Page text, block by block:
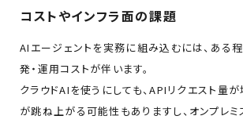
コストやインフラ面の課題
AIエージェントを実務に組み込むには、ある
発・運用コストが伴います。
クラウドAIを使うにしても、APIリクエスト量
が跳ね上がる可能性もありますし、オンプレ